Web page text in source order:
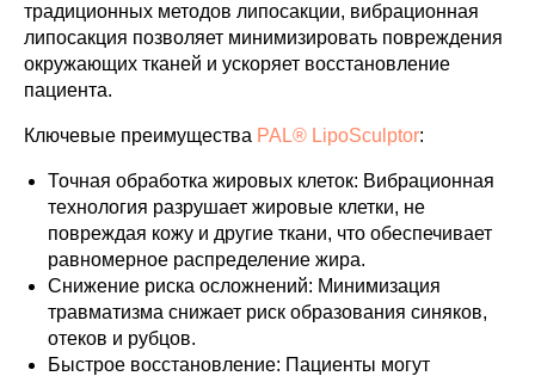
традиционных методов липосакции, вибрационная
липосакция позволяет минимизировать повреждения
окружающих тканей и ускоряет восстановление
пациента.
Ключевые преимущества PAL® LipoSculptor:
Точная обработка жировых клеток: Вибрационная
технология разрушает жировые клетки, не
повреждая кожу и другие ткани, что обеспечивает
равномерное распределение жира.
Снижение риска осложнений: Минимизация
травматизма снижает риск образования синяков,
отеков и рубцов.
Быстрое восстановление: Пациенты могут